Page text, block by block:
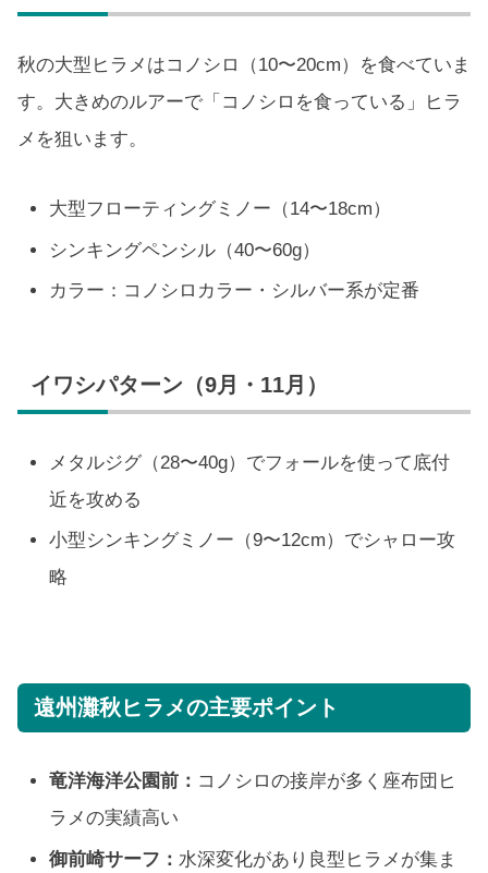
秋の大型ヒラメはコノシロ（10〜20cm）を食べていま
す。大きめのルアーで「コノシロを食っている」ヒラ
メを狙います。
大型フローティングミノー（14〜18cm）
シンキングペンシル（40〜60g）
カラー：コノシロカラー・シルバー系が定番
イワシパターン（9月・11月）
メタルジグ（28〜40g）でフォールを使って底付
近を攻める
小型シンキングミノー（9〜12cm）でシャロー攻
略
遠州灘秋ヒラメの主要ポイント
竜洋海洋公園前： コノシロの接岸が多く座布団ヒ
ラメの実績高い
御前崎サーフ： 水深変化があり良型ヒラメが集ま